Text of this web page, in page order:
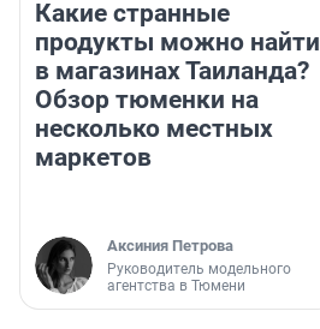
Какие странные
продукты можно найти
в магазинах Таиланда?
Обзор тюменки на
несколько местных
маркетов
Аксиния Петрова
Руководитель модельного
агентства в Тюмени